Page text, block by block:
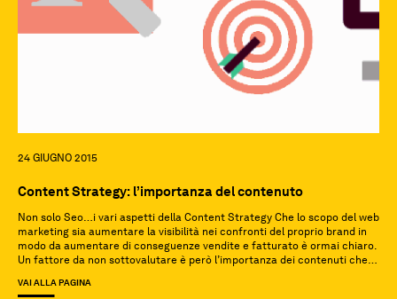
24 GIUGNO 2015
Content Strategy: l’importanza del contenuto
Non solo Seo…i vari aspetti della Content Strategy Che lo scopo del web
marketing sia aumentare la visibilità nei confronti del proprio brand in
modo da aumentare di conseguenze vendite e fatturato è ormai chiaro.
Un fattore da non sottovalutare è però l’importanza dei contenuti che
erigere […]
VAI ALLA PAGINA